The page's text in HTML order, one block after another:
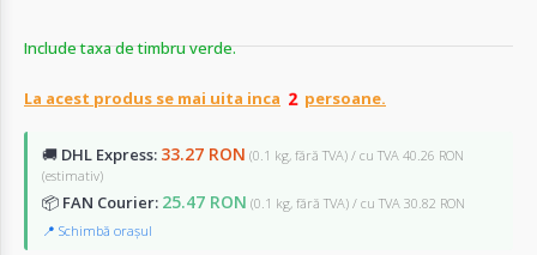
Include taxa de timbru verde.
La acest produs se mai uita inca persoane.
🚚 DHL Express: 33.27 RON (0.1 kg, fără TVA) / cu TVA 40.26 RON
(estimativ)
📦 FAN Courier: 25.47 RON (0.1 kg, fără TVA) / cu TVA 30.82 RON
📍 Schimbă orașul